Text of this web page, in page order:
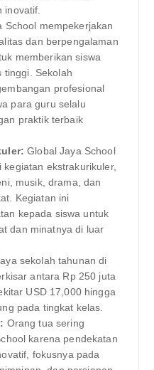
inovatif.
School mempekerjakan
dan berpengalaman
memberikan siswa
tinggi. Sekolah
profesional
para guru selalu
praktik terbaik
Global Jaya School
ekstrakurikuler,
musik, drama, dan
Kegiatan ini
kepada siswa untuk
dan minatnya di luar
sekolah tahunan di
antara Rp 250 juta
USD 17,000 hingga
pada tingkat kelas.
Orang tua sering
karena pendekatan
fokusnya pada